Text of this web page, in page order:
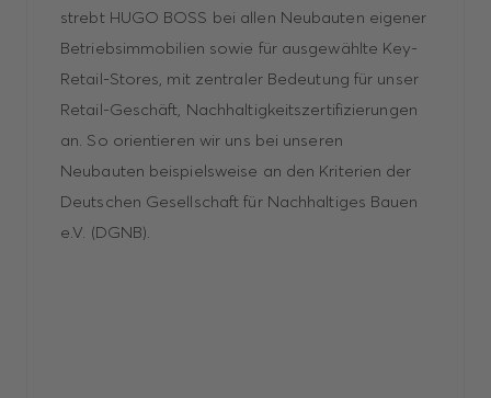
strebt HUGO BOSS bei allen Neubauten eigener
Betriebsimmobilien sowie für ausgewählte Key-
Retail-Stores, mit zentraler Bedeutung für unser
Retail-Geschäft, Nachhaltigkeitszertifizierungen
an. So orientieren wir uns bei unseren
Neubauten beispielsweise an den Kriterien der
Deutschen Gesellschaft für Nachhaltiges Bauen
e.V. (DGNB).